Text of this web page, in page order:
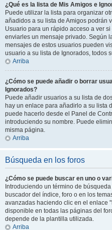
¿Qué es la lista de Mis Amigos e
Puede utilizar la lista para organizar
añadidos a su lista de Amigos podrán
Usuario para un rápido acceso a ver
enviarles un mensaje privado. Según
mensajes de estos usuarios pueden
usuario a su lista de Ignorados, todos
Arriba
¿Cómo se puede añadir o borrar
Ignorados?
Puede añadir usuarios a su lista de
hay un enlace para añadirlo a su lista
puede hacerlo desde el Panel de
introduciendo su nombre. Puede
misma página.
Arriba
Búsqueda en los foros
¿Cómo se puede buscar en uno o
Introduciendo un término de
buscador del índice, foro o en los
avanzadas haciendo clic en el enlace
disponible en todas las páginas del
depende de la plantilla utilizada.
Arriba